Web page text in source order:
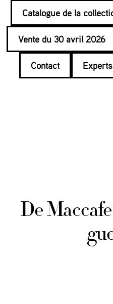
Catalogue de la
Vente du 30 avril 2026
Contact Experts
De